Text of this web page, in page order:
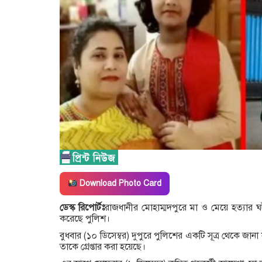
Download Photo Card
ডেস্ক রিপোর্টঃরাজধানীর মোহাম্মদপুরে মা ও মেয়ে হত্যার
করেছে পুলিশ।
বুধবার (১০ ডিসেম্বর) দুপুরে পুলিশের একটি সূত্র থেকে জানা
তাকে গ্রেপ্তার করা হয়েছে।